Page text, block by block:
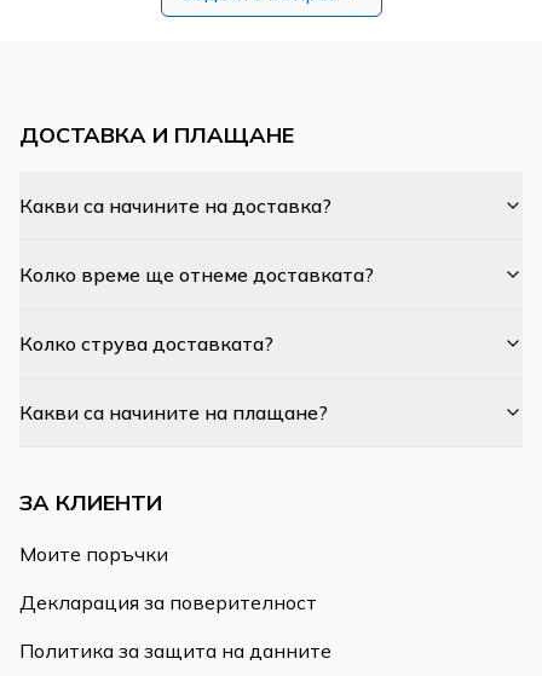
ДОСТАВКА И ПЛАЩАНЕ
Какви са начините на доставка?
Колко време ще отнеме доставката?
Колко струва доставката?
Какви са начините на плащане?
ЗА КЛИЕНТИ
Моите поръчки
Декларация за поверителност
Политика за защита на данните